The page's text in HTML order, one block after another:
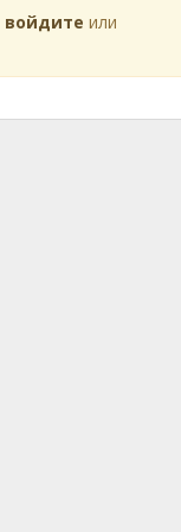
войдите или